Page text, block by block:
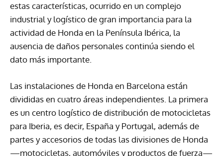
estas características, ocurrido en un complejo
industrial y logístico de gran importancia para la
actividad de Honda en la Península Ibérica, la
ausencia de daños personales continúa siendo el
dato más importante.
Las instalaciones de Honda en Barcelona están
divididas en cuatro áreas independientes. La primera
es un centro logístico de distribución de motocicletas
para Iberia, es decir, España y Portugal, además de
partes y accesorios de todas las divisiones de Honda
—motocicletas, automóviles y productos de fuerza—